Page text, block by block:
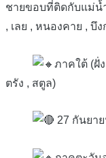
ชายขอบที่ติดกับแม่น้
, เลย , หนองคาย , บึ
ภาคใต้ (ฝั่
ตรัง , สตูล)
27 กันยา